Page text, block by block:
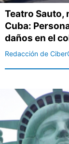
Teatro Sauto,
Cuba:
daños en el
Redacción de